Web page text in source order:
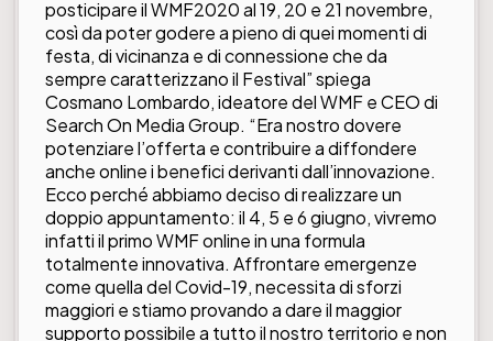
posticipare il WMF2020 al 19, 20 e 21 novembre,
così da poter godere a pieno di quei momenti di
festa, di vicinanza e di connessione che da
sempre caratterizzano il Festival” spiega
Cosmano Lombardo, ideatore del WMF e CEO di
Search On Media Group. “Era nostro dovere
potenziare l’offerta e contribuire a diffondere
anche online i benefici derivanti dall’innovazione.
Ecco perché abbiamo deciso di realizzare un
doppio appuntamento: il 4, 5 e 6 giugno, vivremo
infatti il primo WMF online in una formula
totalmente innovativa. Affrontare emergenze
come quella del Covid-19, necessita di sforzi
maggiori e stiamo provando a dare il maggior
supporto possibile a tutto il nostro territorio e non